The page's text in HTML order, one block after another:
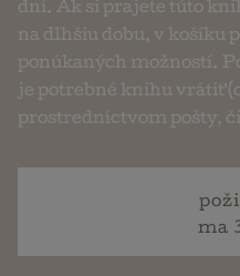
dní. Ak si prajete túto
na dlhšiu dobu, v košíku
ponúkaných možností.
je potrebné knihu vrátiť
prostredníctvom pošty,
ma